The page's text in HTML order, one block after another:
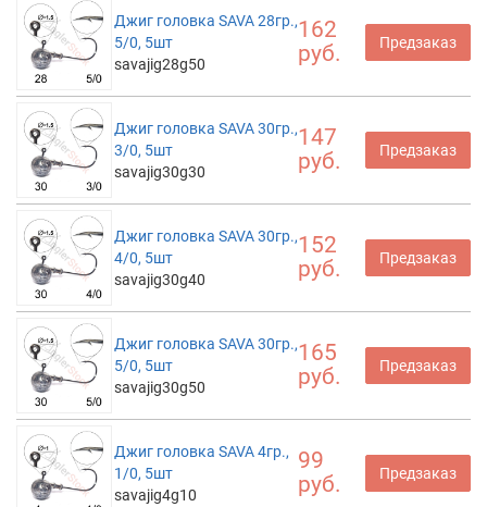
Джиг головка SAVA 28гр.,
5/0, 5шт
savajig28g50
162
руб.
Предзаказ
Джиг головка SAVA 30гр.,
3/0, 5шт
savajig30g30
147
руб.
Предзаказ
Джиг головка SAVA 30гр.,
4/0, 5шт
savajig30g40
152
руб.
Предзаказ
Джиг головка SAVA 30гр.,
5/0, 5шт
savajig30g50
165
руб.
Предзаказ
Джиг головка SAVA 4гр.,
1/0, 5шт
savajig4g10
99
руб.
Предзаказ